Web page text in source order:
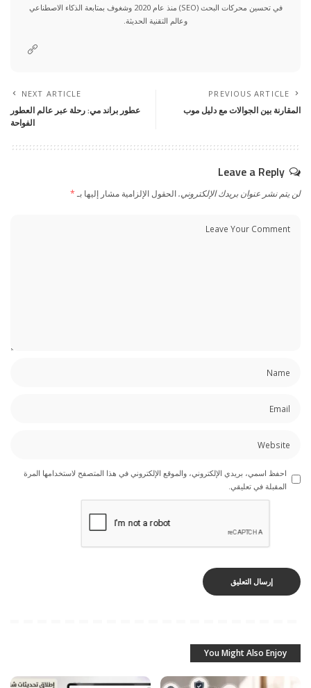
في تحسين محركات البحث (SEO) منذ عام 2020 وشغوف بمتابعة الذكاء الاصطناعي
وعالم التقنية الحديثة.
PREVIOUS ARTICLE
المقارنة بين الجوالات مع دليل موب
NEXT ARTICLE
عطور براند مي: رحلة عبر عالم العطور
الفواحة
Leave a Reply
لن يتم نشر عنوان بريدك الإلكتروني.الحقول الإلزامية مشار إليها بـ*
احفظ اسمي، بريدي الإلكتروني، والموقع الإلكتروني في هذا المتصفح لاستخدامها المرة
المقبلة في تعليقي.
You Might Also Enjoy